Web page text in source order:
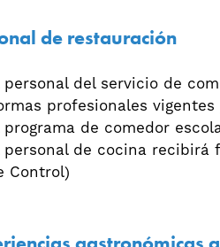
de restauración
personal del servicio de
profesionales
programa de comedor
personal de cocina recibirá
Control)